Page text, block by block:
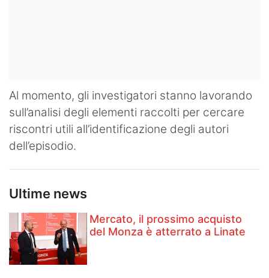
Al momento, gli investigatori stanno lavorando
sull’analisi degli elementi raccolti per cercare
riscontri utili all’identificazione degli autori
dell’episodio.
Ultime news
Mercato, il prossimo acquisto
del Monza è atterrato a Linate